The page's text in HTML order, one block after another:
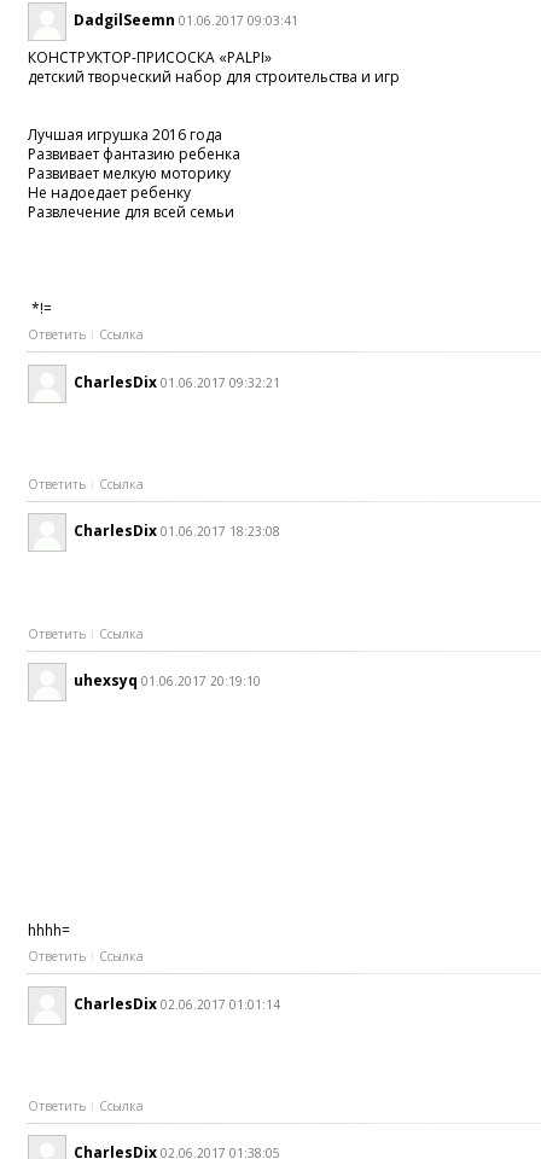
DadgilSeemn 01.06.2017 09:03:41
КОНСТРУКТОР-ПРИСОСКА «PALPI»
детский творческий набор для строительства и игр
Лучшая игрушка 2016 года
Развивает фантазию ребенка
Развивает мелкую моторику
Не надоедает ребенку
Развлечение для всей семьи
*!=
Ответить Ссылка
CharlesDix 01.06.2017 09:32:21
Ответить Ссылка
CharlesDix 01.06.2017 18:23:08
Ответить Ссылка
uhexsyq 01.06.2017 20:19:10
hhhh=
Ответить Ссылка
CharlesDix 02.06.2017 01:01:14
Ответить Ссылка
CharlesDix 02.06.2017 01:38:05